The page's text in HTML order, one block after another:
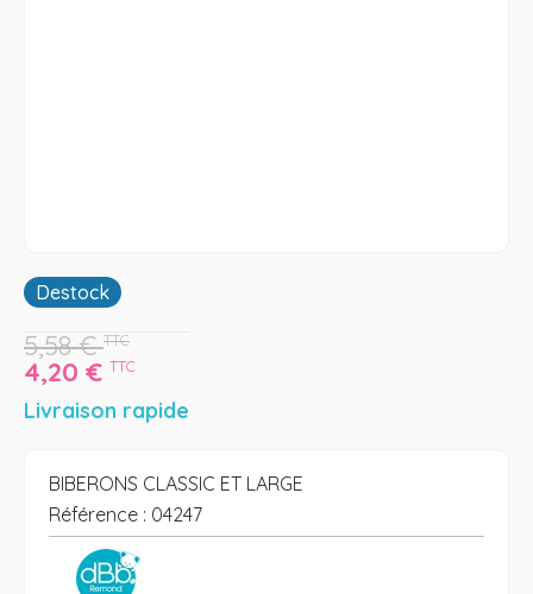
Destock
5,58€ TTC
4,20 € TTC
Livraison rapide
BIBERONS CLASSIC ET LARGE
Référence : 04247